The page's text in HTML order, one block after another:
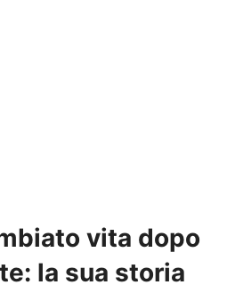
vita dopo
la sua storia